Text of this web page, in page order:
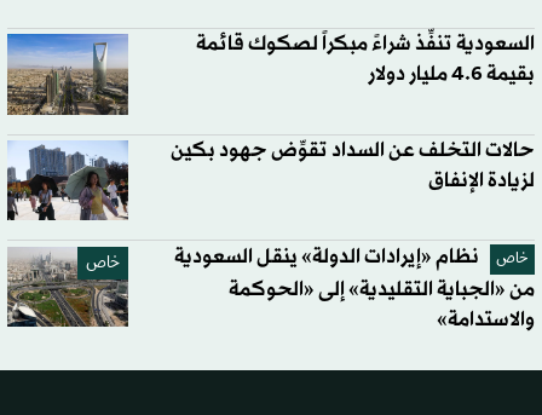
السعودية تنفِّذ شراءً مبكراً لصكوك قائمة
بقيمة 4.6 مليار دولار
حالات التخلف عن السداد تقوِّض جهود بكين
لزيادة الإنفاق
خاص خاص
نظام «إيرادات الدولة» ينقل السعودية
من «الجباية التقليدية» إلى «الحوكمة
والاستدامة»